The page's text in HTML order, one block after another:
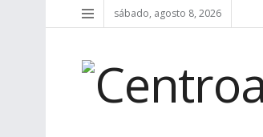
sábado, agosto 8, 2026